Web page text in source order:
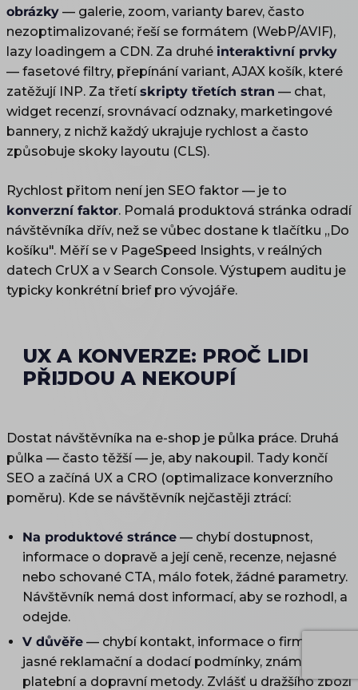
obrázky — galerie, zoom, varianty barev, často
nezoptimalizované; řeší se formátem (WebP/AVIF),
lazy loadingem a CDN. Za druhé interaktivní prvky
— fasetové filtry, přepínání variant, AJAX košík, které
zatěžují INP. Za třetískripty třetích stran — chat,
widget recenzí, srovnávací odznaky, marketingové
bannery, z nichž každý ukrajuje rychlost a často
způsobuje skoky layoutu (CLS).
Rychlost přitom není jen SEO faktor — je to
konverzní faktor. Pomalá produktová stránka odradí
návštěvníka dřív, než se vůbec dostane k tlačítku „Do
košíku". Měří se v PageSpeed Insights, v reálných
datech CrUX a v Search Console. Výstupem auditu je
typicky konkrétní brief pro vývojáře.
UX A KONVERZE: PROČ LIDI
PŘIJDOU A NEKOUPÍ
Dostat návštěvníka na e-shop je půlka práce. Druhá
půlka — často těžší — je, aby nakoupil. Tady končí
SEO a začíná UX a CRO (optimalizace konverzního
poměru). Kde se návštěvník nejčastěji ztrácí:
Na produktové stránce — chybí dostupnost,
informace o dopravě a její ceně, recenze, nejasné
nebo schované CTA, málo fotek, žádné parametry.
Návštěvník nemá dost informací, aby se rozhodl, a
odejde.
V důvěře — chybí kontakt, informace o firmě,
jasné reklamační a dodací podmínky, známé
platební a dopravní metody. Zvlášť u dražšího zboží